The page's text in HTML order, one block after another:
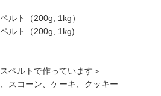
ルト（200g, 1kg）
200g, 1kg)
ペルトで作っています＞
スコーン、ケーキ、クッキー